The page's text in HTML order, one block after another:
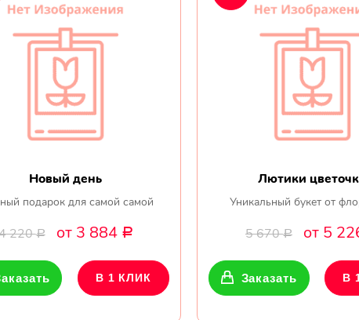
Новый день
подарок для самой самой
220Р от 3 884 Р
В 1 КЛИК
Лютики
Уникальный букет от
5 670Р от 5
Заказать В